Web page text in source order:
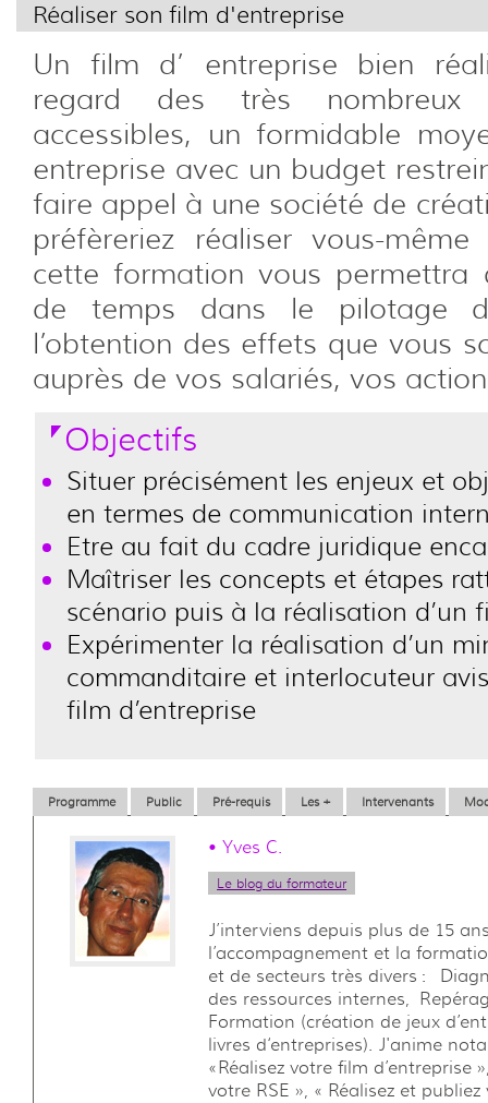
Réaliser son film d'entreprise
Un film d’ entreprise bien
regard des très nombreux
accessibles, un formidable
entreprise avec un budget
faire appel à une société de
préfèreriez réaliser vous-
cette formation vous permettra
de temps dans le pilotage
l’obtention des effets que vous
auprès de vos salariés, vos
Objectifs
Situer précisément les enjeux et
en termes de communication
Etre au fait du cadre juridique
Maîtriser les concepts et étapes
scénario puis à la réalisation d’un
Expérimenter la réalisation d’un
commanditaire et interlocuteur
film d’entreprise
Programme Public Pré-requis Les + Intervenants
• Yves C.
Le blog du formateur
J’interviens depuis plus de 15
l’accompagnement et la
et de secteurs très divers :
des ressources internes,
Formation (création de jeux
livres d‘entreprises). J'anime
«Réalisez votre film d’entreprise
votre RSE », « Réalisez et